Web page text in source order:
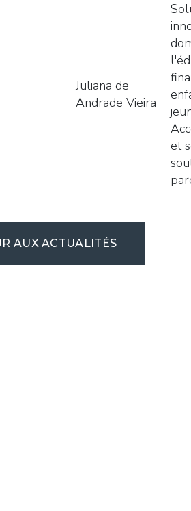
AUX ACTUALITÉS
Juliana de
Andrade Vieira
et